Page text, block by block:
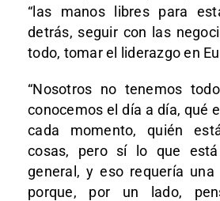
“las manos libres para
detrás, seguir con las
todo, tomar el liderazgo en
“Nosotros no tenemos
conocemos el día a día, qué
cada momento, quién
cosas, pero sí lo que está
general, y eso requería una
porque, por un lado,